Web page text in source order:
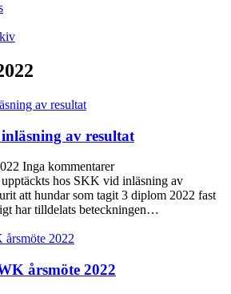
av resultat
Inga kommentarer
hos SKK vid inläsning av
att hundar som tagit 3 diplom 2022 fast
har tilldelats beteckningen…
årsmöte 2022